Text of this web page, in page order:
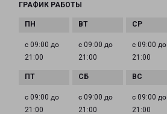
ГРАФИК РАБОТЫ
с 09:00 до
21:00
с 09:00 до
21:00
с 09:00 до
21:00
с 09:00 до
21:00
с 09:00 до
21:00
с 09:00 до
21:00